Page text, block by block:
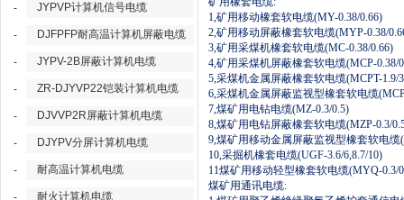
- JYPVP计算机信号电缆
- DJFPFP耐高温计算机屏蔽电缆
- JYPV-2B屏蔽计算机电缆
- ZR-DJYVP22铠装计算机电缆
- DJVVP2R屏蔽计算机电缆
- DJYPV分屏计算机电缆
- 耐高温计算机电缆
- 耐火计算机电缆
1,矿用移动橡套软电缆(MY-0.38/0.66)
2,矿用移动屏蔽橡套软电缆(MYP-0.38/
3,矿用采煤机橡套软电缆(MC-0.38/0.66)
4,矿用采煤机屏蔽橡套软电缆(MCP-0.38/
5,采煤机金属屏蔽橡套软电缆(MCPT-1.9/
6,采煤机金属屏蔽监视型橡套软电缆
7,煤矿用电钻电缆(MZ-0.3/0.5)
8,煤矿用电钻屏蔽橡套软电缆(MZP-0.3/
9,煤矿用移动金属屏蔽监视型橡套软电缆
10,采掘机橡套电缆(UGF-3.6/6,8.7/10)
11煤矿用移动轻型橡套软电缆(MYQ-0.3/
煤矿用通讯电缆: